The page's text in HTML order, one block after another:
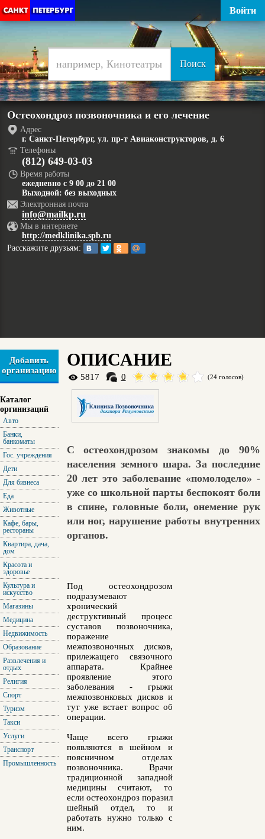
Войти
Остеохондроз позвоночника и его лечение
Адрес
г. Санкт-Петербург, ул. пр-т Авиаконструкторов, д. 6
Телефоны
(812) 649-03-03
Время работы
ежедневно с 9 00 до 21 00
Выходной: без выходных
Электронная почта
info@mailkp.ru
Мы в интернете
http://medklinika.spb.ru
Расскажите друзьям:
Добавить
организацию
Каталог
оргинизаций
Авто
Банки,
банкоматы
Гос. учреждения
Дети
Для бизнеса
Еда
Животные
Кафе, бары,
рестораны
Квартира, дача,
дом
Красота и
здоровье
Культура и
искусство
Магазины
Медицина
Недвижимость
Образование
Развлечения и
отдых
Религия
Спорт
Туризм
Такси
Услуги
Транспорт
Промышленность
ОПИСАНИЕ
5817 0 (24 голосов)
С остеохондрозом знакомы до 90%
населения земного шара. За последние
20 лет это заболевание «помолодело» -
уже со школьной парты беспокоят боли
в спине, головные боли, онемение рук
или ног, нарушение работы внутренних
органов.
Под остеохондрозом
подразумевают
хронический
деструктивный процесс
суставов позвоночника,
поражение
межпозвоночных дисков,
прилежащего связочного
аппарата. Крайнее
проявление этого
заболевания - грыжи
межпозвонковых дисков и
тут уже встает вопрос об
операции.
Чаще всего грыжи
появляются в шейном и
поясничном отделах
позвоночника. Врачи
традиционной западной
медицины считают, то
если остеохондроз поразил
шейный отдел, то и
работать нужно только с
ним.